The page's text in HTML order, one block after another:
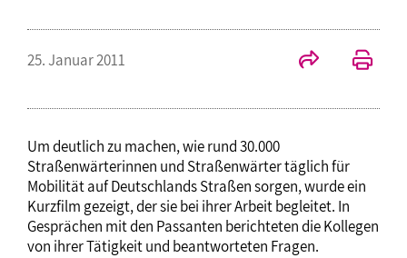
25. Januar 2011
Um deutlich zu machen, wie rund 30.000
Straßenwärterinnen und Straßenwärter täglich für
Mobilität auf Deutschlands Straßen sorgen, wurde ein
Kurzfilm gezeigt, der sie bei ihrer Arbeit begleitet. In
Gesprächen mit den Passanten berichteten die Kollegen
von ihrer Tätigkeit und beantworteten Fragen.